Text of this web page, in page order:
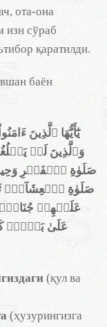
ота-она
изн сўраб
қаратилди.
баён
يَٰٓأَيُّهَا ٱلَّذِينَ
وَٱلَّذِينَ لَمۡ
صَلَوٰةِ ٱلۡفَجۡرِ
صَلَوٰةِ ٱلۡعِشَآءِۚ
عَلَيۡهِمۡ
عَلَىٰ بَعۡضٖۚ
(қул ва
(ҳузурингизга